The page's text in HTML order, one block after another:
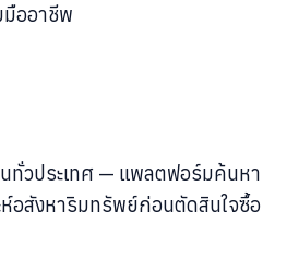
ออาชีพ
วประเทศ — แพลตฟอร์มค้นหา
ห์อสังหาริมทรัพย์ก่อนตัดสินใจซื้อ